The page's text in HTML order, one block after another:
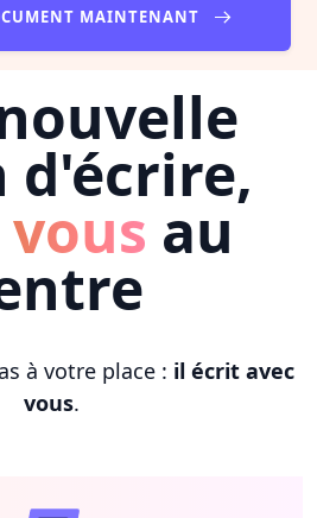
MAINTENANT
d'écrire,
au
à votre place : il écrit avec
vous.